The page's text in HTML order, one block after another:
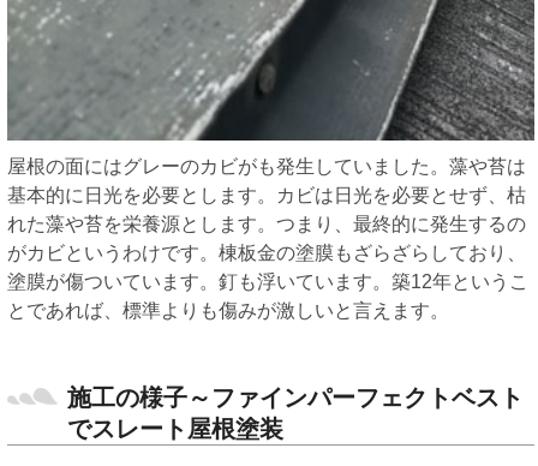
屋根の面にはグレーのカビがも発生していました。藻や苔は
基本的に日光を必要とします。カビは日光を必要とせず、枯
れた藻や苔を栄養源とします。つまり、最終的に発生するの
がカビというわけです。棟板金の塗膜もざらざらしており、
塗膜が傷ついています。釘も浮いています。築12年というこ
とであれば、標準よりも傷みが激しいと言えます。
施工の様子～ファインパーフェクトベスト
でスレート屋根塗装